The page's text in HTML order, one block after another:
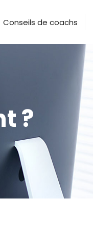
Conseils de coachs
?